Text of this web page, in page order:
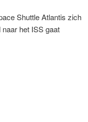
Shuttle Atlantis zich
het ISS gaat